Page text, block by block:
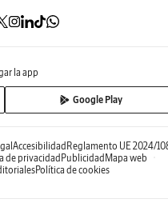
la app
Google Play
Accesibilidad Reglamento UE 2024/
de privacidad Publicidad Mapa web
Política de cookies